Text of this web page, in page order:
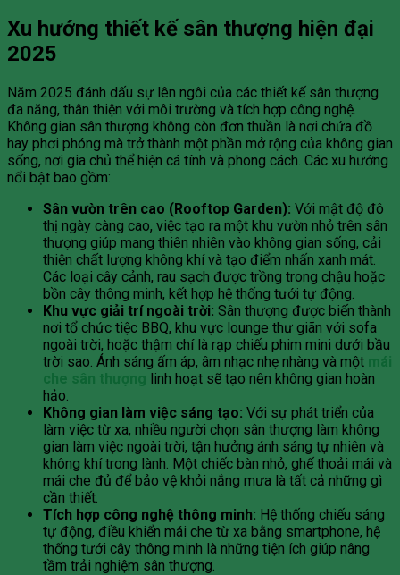
Xu hướng thiết kế sân thượng hiện đại
2025
Năm 2025 đánh dấu sự lên ngôi của các thiết kế sân thượng
đa năng, thân thiện với môi trường và tích hợp công nghệ.
Không gian sân thượng không còn đơn thuần là nơi chứa đồ
hay phơi phóng mà trở thành một phần mở rộng của không gian
sống, nơi gia chủ thể hiện cá tính và phong cách. Các xu hướng
nổi bật bao gồm:
Sân vườn trên cao (Rooftop Garden): Với mật độ đô
thị ngày càng cao, việc tạo ra một khu vườn nhỏ trên sân
thượng giúp mang thiên nhiên vào không gian sống, cải
thiện chất lượng không khí và tạo điểm nhấn xanh mát.
Các loại cây cảnh, rau sạch được trồng trong chậu hoặc
bồn cây thông minh, kết hợp hệ thống tưới tự động.
Khu vực giải trí ngoài trời: Sân thượng được biến thành
nơi tổ chức tiệc BBQ, khu vực lounge thư giãn với sofa
ngoài trời, hoặc thậm chí là rạp chiếu phim mini dưới bầu
trời sao. Ánh sáng ấm áp, âm nhạc nhẹ nhàng và một mái
che sân thượng linh hoạt sẽ tạo nên không gian hoàn
hảo.
Không gian làm việc sáng tạo: Với sự phát triển của
làm việc từ xa, nhiều người chọn sân thượng làm không
gian làm việc ngoài trời, tận hưởng ánh sáng tự nhiên và
không khí trong lành. Một chiếc bàn nhỏ, ghế thoải mái và
mái che đủ để bảo vệ khỏi nắng mưa là tất cả những gì
cần thiết.
Tích hợp công nghệ thông minh: Hệ thống chiếu sáng
tự động, điều khiển mái che từ xa bằng smartphone, hệ
thống tưới cây thông minh là những tiện ích giúp nâng
tầm trải nghiệm sân thượng.